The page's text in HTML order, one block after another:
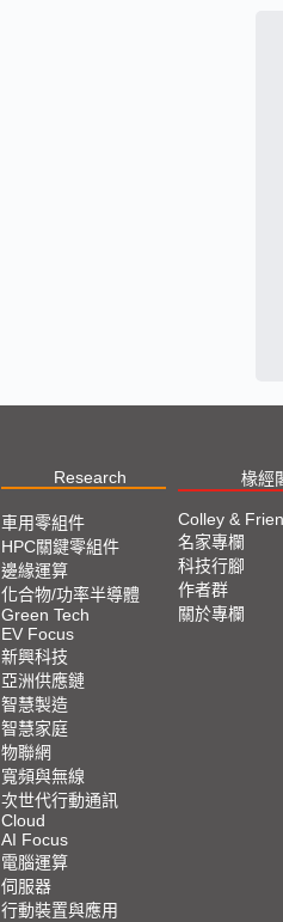
Research 椽經
車用零組件
HPC關鍵零組件
邊緣運算
化合物/功率半導體
Green Tech
EV Focus
新興科技
亞洲供應鏈
智慧製造
智慧家庭
物聯網
寬頻與無線
次世代行動通訊
Cloud
AI Focus
電腦運算
伺服器
行動裝置與應用
Colley &
名家專欄
科技行腳
作者群
關於專欄